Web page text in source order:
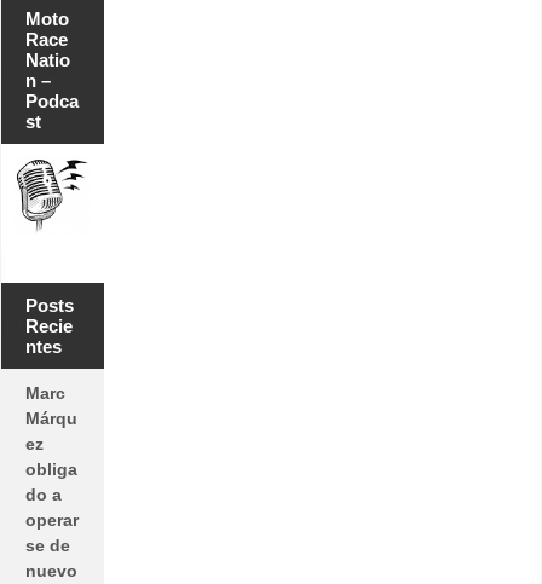
Moto
Race
Natio
n –
Podca
st
Posts
Recie
ntes
Marc
Márqu
ez
obliga
do a
operar
se de
nuevo